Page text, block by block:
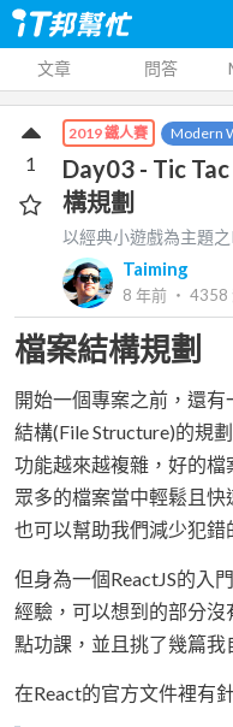
文章 問答
2019 鐵人賽 Modern
Day03 - Tic
構規劃
以經典小遊戲為主題
Taiming
8 年前 ‧ 4358
1
檔案結構規劃
開始一個專案之前，還
結構(File Structure)的規
功能越來越複雜，好的
眾多的檔案當中輕鬆且快
也可以幫助我們減少犯錯
但身為一個ReactJS的入
經驗，可以想到的部分
點功課，並且挑了幾篇我
在React的官方文件裡有